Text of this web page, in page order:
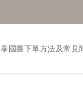
泰國團下單方法及常